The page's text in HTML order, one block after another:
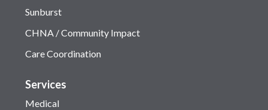
Sunburst
CHNA / Community Impact
Care Coordination
Services
Medical